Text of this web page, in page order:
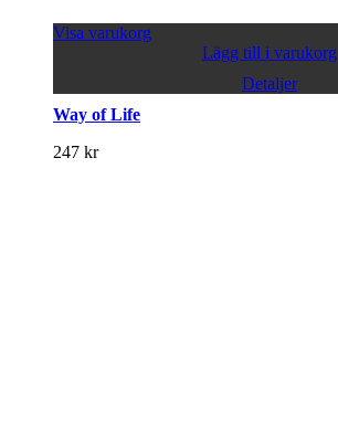
Visa varukorg
Lägg till i varukorg
Detaljer
Way of Life
247 kr